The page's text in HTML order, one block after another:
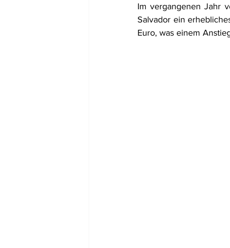
Im vergangenen Jahr
Salvador ein
Euro, was einem